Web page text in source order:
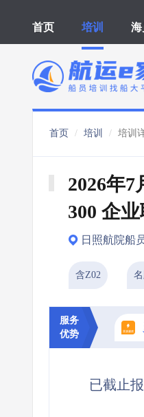
首页 培训 海
首页 培训 培训
2026年7
300 企
日照航院船
含Z02
服务
优势
已截止